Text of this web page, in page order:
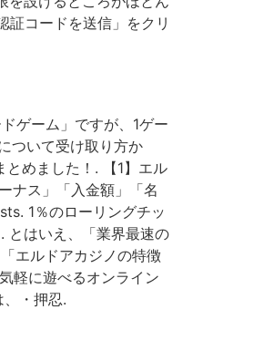
証コードを送信」をクリ
ゲーム」ですが、1ゲー
ついて受け取り方か
めました！. 【1】エル
ナス」「入金額」「名
1％のローリングチッ
とはいえ、「業界最速の
エルドアカジノの特徴
軽に遊べるオンライン
・押忍.